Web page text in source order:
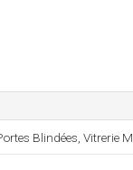
Blindées, Vitrerie